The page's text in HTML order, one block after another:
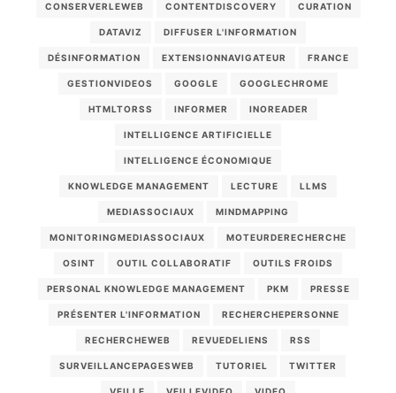
CONSERVERLEWEB CONTENTDISCOVERY CURATION
DATAVIZ DIFFUSER L'INFORMATION
DÉSINFORMATION EXTENSIONNAVIGATEUR FRANCE
GESTIONVIDEOS GOOGLE GOOGLECHROME
HTMLTORSS INFORMER INOREADER
INTELLIGENCE ARTIFICIELLE
INTELLIGENCE ÉCONOMIQUE
KNOWLEDGE MANAGEMENT LECTURE LLMS
MEDIASSOCIAUX MINDMAPPING
MONITORINGMEDIASSOCIAUX MOTEURDERECHERCHE
OSINT OUTIL COLLABORATIF OUTILS FROIDS
PERSONAL KNOWLEDGE MANAGEMENT PKM PRESSE
PRÉSENTER L'INFORMATION RECHERCHEPERSONNE
RECHERCHEWEB REVUEDELIENS RSS
SURVEILLANCEPAGESWEB TUTORIEL TWITTER